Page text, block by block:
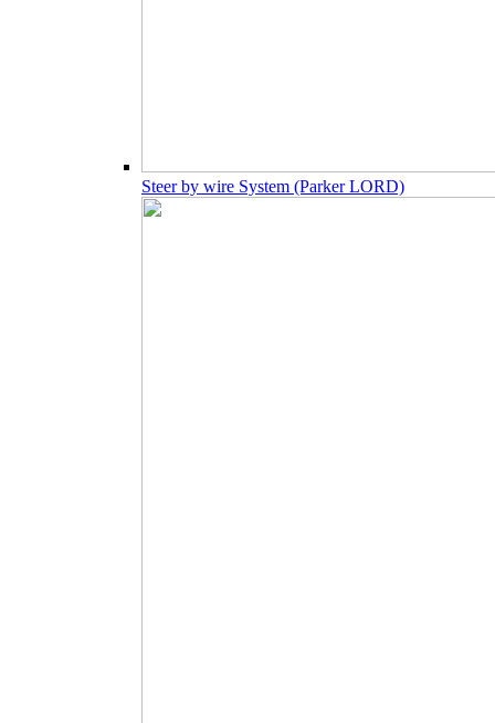
Steer by wire System (Parker LORD)